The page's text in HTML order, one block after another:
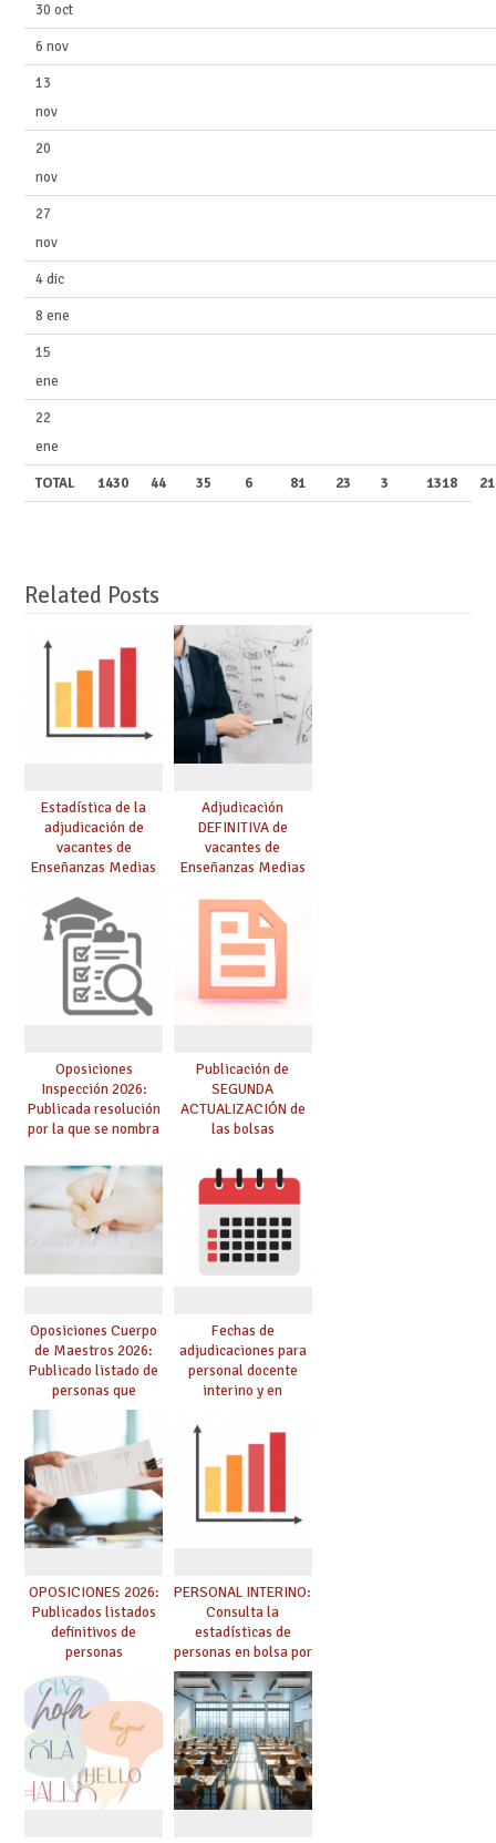
30 oct
6 nov
13
nov
20
nov
27
nov
4 dic
8 ene
15
ene
22
ene
TOTAL 1430 44 35 6 81 23 3 1318 21
Related Posts
Estadística de la
adjudicación de
vacantes de
Enseñanzas Medias
Adjudicación
DEFINITIVA de
vacantes de
Enseñanzas Medias
Oposiciones
Inspección 2026:
Publicada resolución
por la que se nombra
prácticas, se regulan
dichas prácticas y se
convoca acto público
de adjudicación
Publicación de
SEGUNDA
ACTUALIZACIÓN de
las bolsas
Cuerpo de Maestros
de especialidades
convocadas a
oposición
Oposiciones Cuerpo
de Maestros 2026:
Publicado listado de
personas que
adquieren nueva
especialidad
Fechas de
adjudicaciones para
personal docente
interino y en
debes saber
OPOSICIONES 2026:
Publicados listados
definitivos de
personas
seleccionadas. ¿Qué
hacer ahora si he
obtenido plaza?
PERSONAL INTERINO:
Consulta la
estadísticas de
personas en bolsa por
cuerpo, especialidad
y tipo de bolsa para
el curso 26/27